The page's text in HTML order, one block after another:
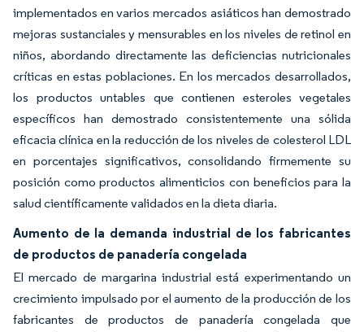
implementados en varios mercados asiáticos han demostrado
mejoras sustanciales y mensurables en los niveles de retinol en
niños, abordando directamente las deficiencias nutricionales
críticas en estas poblaciones. En los mercados desarrollados,
los productos untables que contienen esteroles vegetales
específicos han demostrado consistentemente una sólida
eficacia clínica en la reducción de los niveles de colesterol LDL
en porcentajes significativos, consolidando firmemente su
posición como productos alimenticios con beneficios para la
salud científicamente validados en la dieta diaria.
Aumento de la demanda industrial de los fabricantes
de productos de panadería congelada
El mercado de margarina industrial está experimentando un
crecimiento impulsado por el aumento de la producción de los
fabricantes de productos de panadería congelada que